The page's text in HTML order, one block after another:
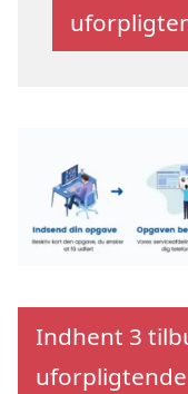
Indhent 3
uforpligtende